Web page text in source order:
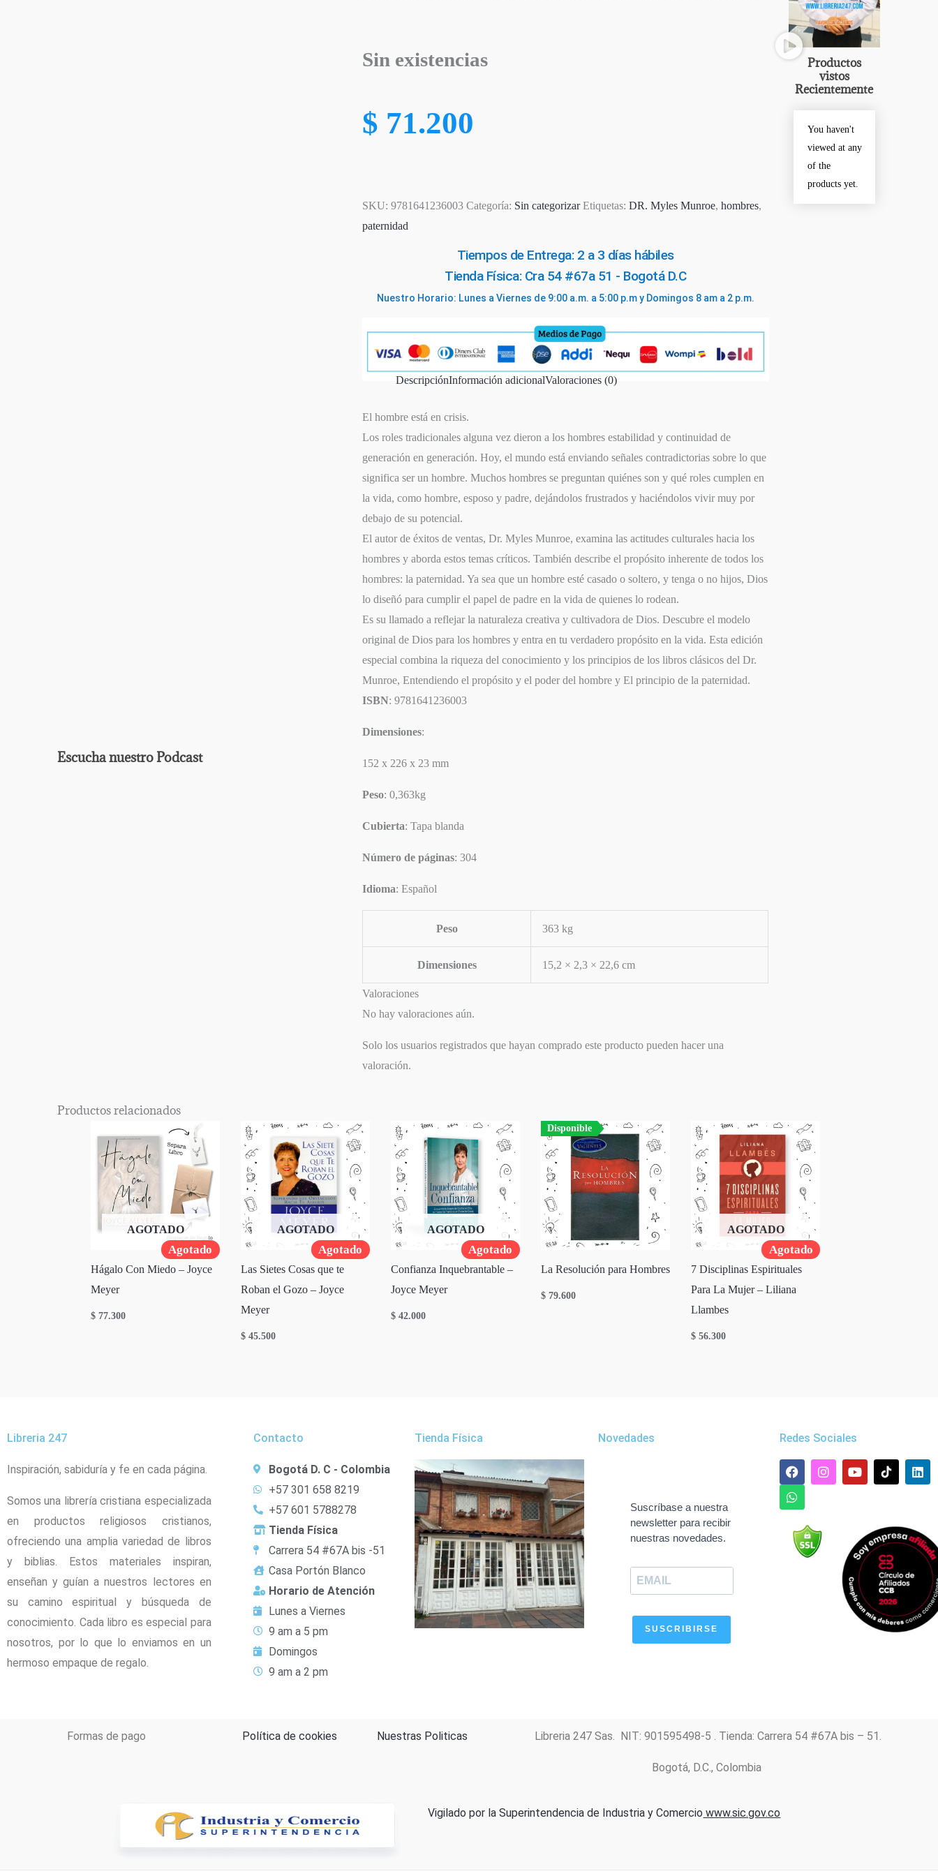
Escucha nuestro Podcast
EPISODIO
Sin existencias
$ 71.200
SKU:9781641236003 Categoría: Sin categorizar Etiquetas:DR. Myles Munroe,hombres,
paternidad
Tiempos de Entrega: 2 a 3 días hábiles
Tienda Física: Cra 54 #67a 51 - Bogotá D.C
Nuestro Horario: Lunes a Viernes de 9:00 a.m. a 5:00 p.m y Domingos 8 am a 2 p.m.
DescripciónInformación adicionalValoraciones (0)
El hombre está en crisis.
Los roles tradicionales alguna vez dieron a los hombres estabilidad y continuidad de
generación en generación. Hoy, el mundo está enviando señales contradictorias sobre lo que
significa ser un hombre. Muchos hombres se preguntan quiénes son y qué roles cumplen en
la vida, como hombre, esposo y padre, dejándolos frustrados y haciéndolos vivir muy por
debajo de su potencial.
El autor de éxitos de ventas, Dr. Myles Munroe, examina las actitudes culturales hacia los
hombres y aborda estos temas críticos. También describe el propósito inherente de todos los
hombres: la paternidad. Ya sea que un hombre esté casado o soltero, y tenga o no hijos, Dios
lo diseñó para cumplir el papel de padre en la vida de quienes lo rodean.
Es su llamado a reflejar la naturaleza creativa y cultivadora de Dios. Descubre el modelo
original de Dios para los hombres y entra en tu verdadero propósito en la vida. Esta edición
especial combina la riqueza del conocimiento y los principios de los libros clásicos del Dr.
Munroe, Entendiendo el propósito y el poder del hombre y El principio de la paternidad.
ISBN: 9781641236003
Dimensiones:
152 x 226 x 23 mm
Peso: 0,363kg
Cubierta: Tapa blanda
Número de páginas: 304
Idioma: Español
Peso 363 kg
Dimensiones 15,2 × 2,3 × 22,6 cm
Valoraciones
No hay valoraciones aún.
Solo los usuarios registrados que hayan comprado este producto pueden hacer una
valoración.
Productos
vistos
Recientemente
You haven't
viewed at any
of the
products yet.
Productos relacionados
Agotado
AGOTADO
Hágalo Con Miedo – Joyce
Meyer
$ 77.300
Agotado
AGOTADO
Las Sietes Cosas que te
Roban el Gozo – Joyce
Meyer
$ 45.500
Agotado
AGOTADO
Confianza Inquebrantable –
Joyce Meyer
$ 42.000
Disponible
La Resolución para Hombres
$ 79.600
Agotado
AGOTADO
7 Disciplinas Espirituales
Para La Mujer – Liliana
Llambes
$ 56.300
Libreria 247
Inspiración, sabiduría y fe en cada página.
Somos una librería cristiana especializada
en productos religiosos cristianos,
ofreciendo una amplia variedad de libros
y biblias. Estos materiales inspiran,
enseñan y guían a nuestros lectores en
su camino espiritual y búsqueda de
conocimiento. Cada libro es especial para
nosotros, por lo que lo enviamos en un
hermoso empaque de regalo.
Contacto
Bogotá D. C - Colombia
+57 301 658 8219
+57 601 5788278
Tienda Física
Carrera 54 #67A bis -51
Casa Portón Blanco
Horario de Atención
Lunes a Viernes
9 am a 5 pm
Domingos
9 am a 2 pm
Tienda Física Novedades
Suscríbase a nuestra
newsletter para recibir
nuestras novedades.
SUSCRIBIRSE
Redes Sociales
F
a
c
e
o
o
k
I
n
Y
o
e
L
i
d
i
n
W
h
a
t
a
p
p
Formas de pago Política de cookies Nuestras Politicas Libreria 247 Sas. NIT: 901595498-5 . Tienda: Carrera 54 #67A bis – 51.
Bogotá, D.C., Colombia
Vigilado por la Superintendencia de Industria y Comercio www.sic.gov.co